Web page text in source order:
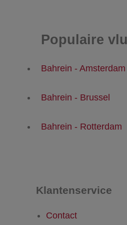
Populaire
Bahrein - Amsterdam
Bahrein - Brussel
Bahrein - Rotterdam
Klantenservice
Contact